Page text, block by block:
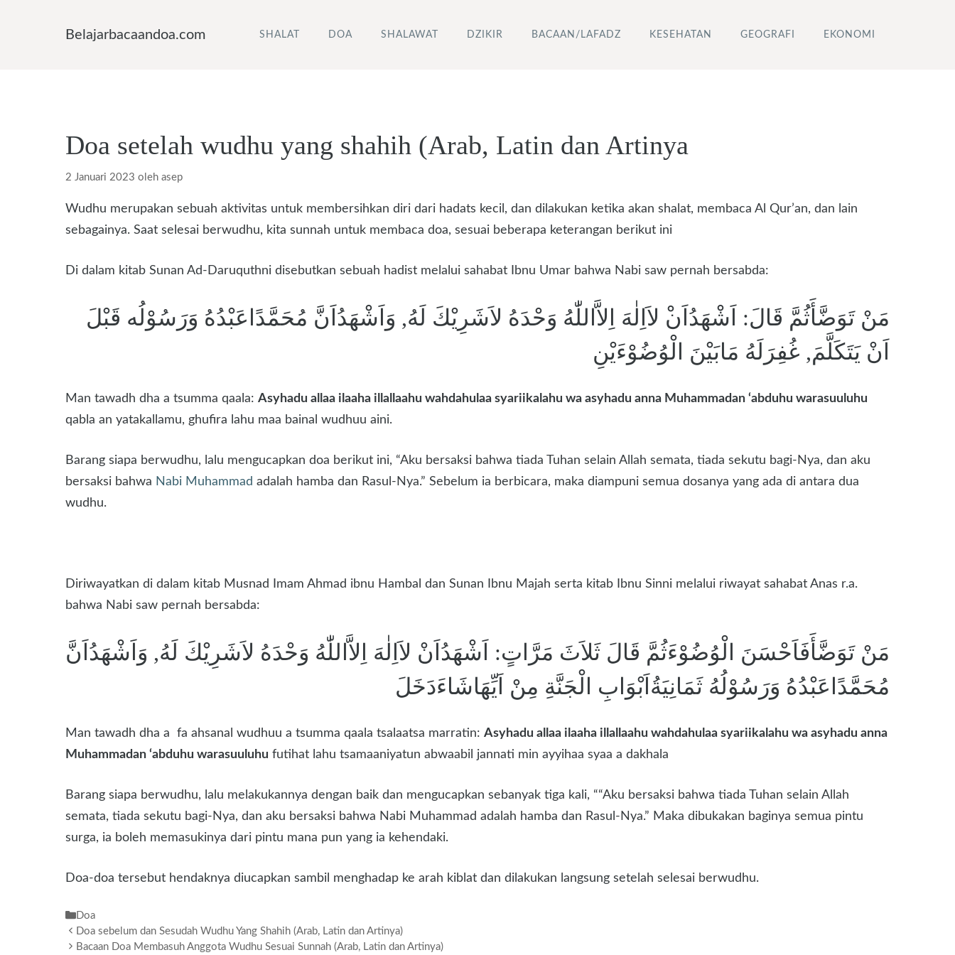
Belajarbacaandoa.com SHALAT DOA SHALAWAT DZIKIR BACAAN/LAFADZ KESEHATAN GEOGRAFI EKONOMI
Doa setelah wudhu yang shahih (Arab, Latin dan Artinya
2 Januari 2023 oleh asep
Wudhu merupakan sebuah aktivitas untuk membersihkan diri dari hadats kecil, dan dilakukan ketika akan shalat, membaca Al Qur’an, dan lain
sebagainya. Saat selesai berwudhu, kita sunnah untuk membaca doa, sesuai beberapa keterangan berikut ini
Di dalam kitab Sunan Ad-Daruquthni disebutkan sebuah hadist melalui sahabat Ibnu Umar bahwa Nabi saw pernah bersabda:
مَنْ تَوَضَّأَثُمَّ قَالَ: اَشْهَدُاَنْ لاَاِلٰهَ اِلاَّاللّٰهُ وَحْدَهُ لاَشَرِيْكَ لَهُ, وَاَشْهَدُاَنَّ مُحَمَّدًاعَبْدُهُ وَرَسُوْلُه قَبْلَ
اَنْ يَتَكَلَّمَ, غُفِرَلَهُ مَابَيْنَ الْوُضُوْءَيْنِ
Man tawadh dha a tsumma qaala: Asyhadu allaa ilaaha illallaahu wahdahulaa syariikalahu wa asyhadu anna Muhammadan ‘abduhu warasuuluhu
qabla an yatakallamu, ghufira lahu maa bainal wudhuu aini.
Barang siapa berwudhu, lalu mengucapkan doa berikut ini, “Aku bersaksi bahwa tiada Tuhan selain Allah semata, tiada sekutu bagi-Nya, dan aku
bersaksi bahwa Nabi Muhammad adalah hamba dan Rasul-Nya.” Sebelum ia berbicara, maka diampuni semua dosanya yang ada di antara dua
wudhu.
Diriwayatkan di dalam kitab Musnad Imam Ahmad ibnu Hambal dan Sunan Ibnu Majah serta kitab Ibnu Sinni melalui riwayat sahabat Anas r.a.
bahwa Nabi saw pernah bersabda:
مَنْ تَوَضَّأَفَاَحْسَنَ الْوُضُوْءَثُمَّ قَالَ ثَلاَثَ مَرَّاتٍ: اَشْهَدُاَنْ لاَاِلٰهَ اِلاَّاللّٰهُ وَحْدَهُ لاَشَرِيْكَ لَهُ, وَاَشْهَدُاَنَّ
مُحَمَّدًاعَبْدُهُ وَرَسُوْلُهُ ثَمَانِيَةُاَبْوَابِ الْجَنَّةِ مِنْ اَيِّهَاشَاءَدَخَلَ
Man tawadh dha a fa ahsanal wudhuu a tsumma qaala tsalaatsa marratin: Asyhadu allaa ilaaha illallaahu wahdahulaa syariikalahu wa asyhadu anna
Muhammadan ‘abduhu warasuuluhu futihat lahu tsamaaniyatun abwaabil jannati min ayyihaa syaa a dakhala
Barang siapa berwudhu, lalu melakukannya dengan baik dan mengucapkan sebanyak tiga kali, ““Aku bersaksi bahwa tiada Tuhan selain Allah
semata, tiada sekutu bagi-Nya, dan aku bersaksi bahwa Nabi Muhammad adalah hamba dan Rasul-Nya.” Maka dibukakan baginya semua pintu
surga, ia boleh memasukinya dari pintu mana pun yang ia kehendaki.
Doa-doa tersebut hendaknya diucapkan sambil menghadap ke arah kiblat dan dilakukan langsung setelah selesai berwudhu.
Kategori
Doa
Doa sebelum dan Sesudah Wudhu Yang Shahih (Arab, Latin dan Artinya)
Bacaan Doa Membasuh Anggota Wudhu Sesuai Sunnah (Arab, Latin dan Artinya)